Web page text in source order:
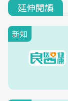
延伸閱讀
新知